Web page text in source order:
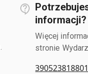
informacji?
Więcej
stronie
390523818801